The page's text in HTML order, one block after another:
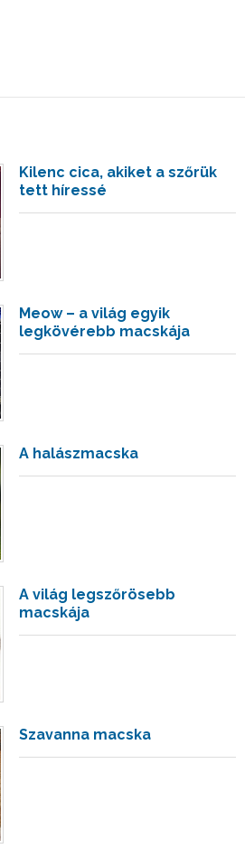
Kilenc cica, akiket a szőrük
tett híressé
Meow – a világ egyik
legkövérebb macskája
A halászmacska
A világ legszőrösebb
macskája
Szavanna macska